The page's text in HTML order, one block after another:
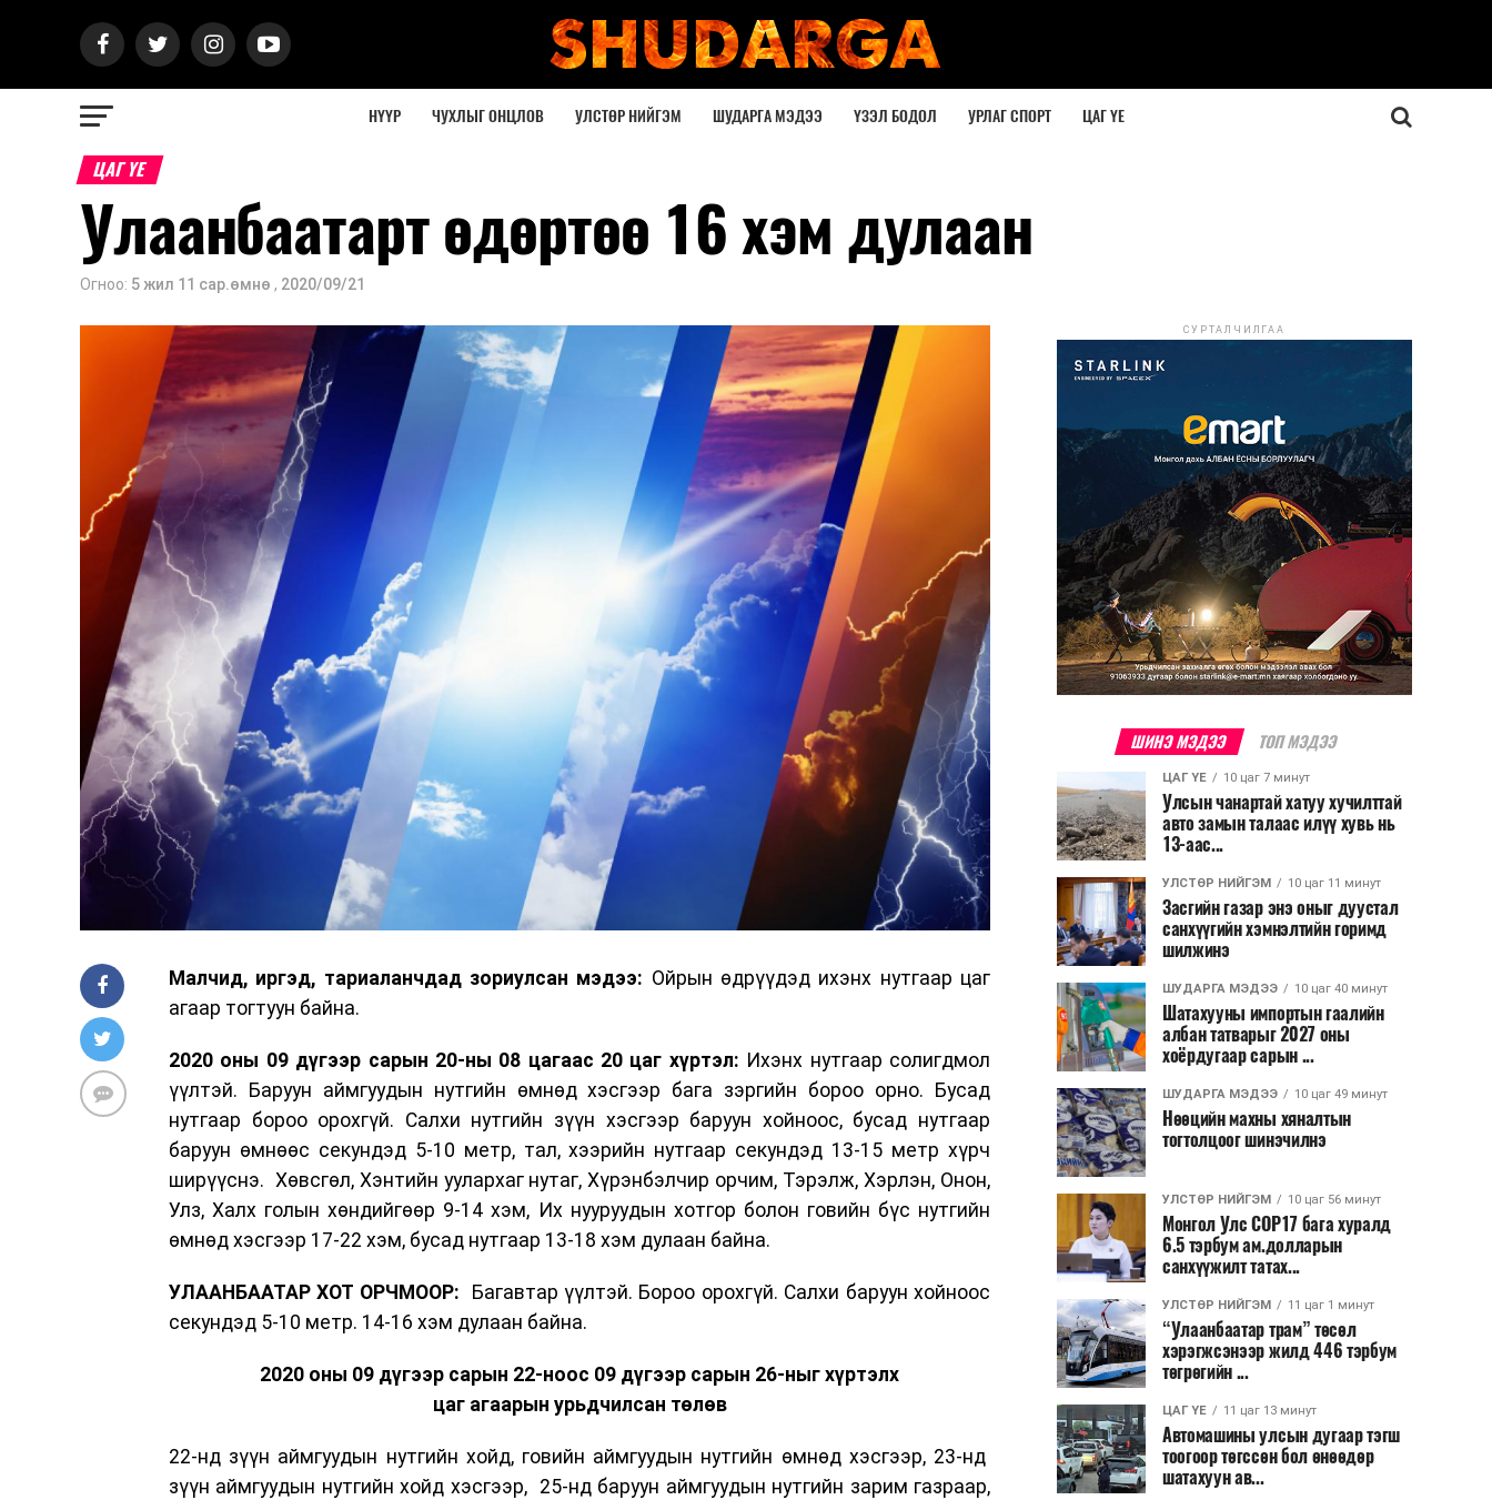
НҮҮР ЧУХЛЫГ ОНЦЛОВ УЛСТӨР НИЙГЭМ ШУДАРГА МЭДЭЭ ҮЗЭЛ БОДОЛ УРЛАГ СПОРТ ЦАГ ҮЕ
ЦАГ ҮЕ
Улаанбаатарт өдөртөө 16 хэм дулаан
Огноо: 5 жил 11 сар.өмнө , 2020/09/21
Малч­ид, иргэд, тариаланчдад зориулсан мэдээ: Ойрын өдрүүдэд ихэнх нутгаар цаг
агаар тогтуун байна.
2020 оны 09 дүгээр сарын 20-ны 08 цагаас 20 цаг хүртэл: Ихэнх нутгаар солигдмол
үүлтэй. Баруун аймгуудын нутгийн өмнөд хэсгээр бага зэргийн бороо орно. Бусад
нутгаар бороо орохгүй. Салхи нутгийн зүүн хэсгээр баруун хойноос, бусад нутгаар
баруун өмнөөс секундэд 5-10 метр, тал, хээрийн нутгаар секундэд 13-15 метр хүрч
ширүүснэ. Хөвсгөл, Хэнтийн уулархаг нутаг, Хүрэнбэлчир орчим, Тэрэлж, Хэрлэн, Онон,
Улз, Халх голын хөндийгөөр 9-14 хэм, Их нууруудын хотгор болон говийн бүс нутгийн
өмнөд хэсгээр 17-22 хэм, бусад нутгаар 13-18 хэм дулаан байна.
УЛААНБААТАР ХОТ ОРЧМООР: Багавтар үүлтэй. Бороо орохгүй. Салхи баруун хойноос
секундэд 5-10 метр. 14-16 хэм дулаан байна.
2020 оны 09 дүгээр сарын 22-ноос 09 дүгээр сарын 26-ныг хүртэлх
цаг агаарын урьдчилсан төлөв
22-нд зүүн аймгуудын нутгийн хойд, говийн аймгуудын нутгийн өмнөд хэсгээр, 23-нд
зүүн аймгуудын нутгийн хойд хэсгээр, 25-нд баруун аймгуудын нутгийн зарим газраар,
СУРТАЛЧИЛГАА
ШИНЭ МЭДЭЭ ТОП МЭДЭЭ
ЦАГ ҮЕ 10 цаг 7 минут
Улсын чанартай хатуу хучилттай
авто замын талаас илүү хувь нь
13-аас...
УЛСТӨР НИЙГЭМ 10 цаг 11 минут
Засгийн газар энэ оныг дуустал
санхүүгийн хэмнэлтийн горимд
шилжинэ
ШУДАРГА МЭДЭЭ 10 цаг 40 минут
Шатахууны импортын гаалийн
албан татварыг 2027 оны
хоёрдугаар сарын ...
ШУДАРГА МЭДЭЭ 10 цаг 49 минут
Нөөцийн махны хяналтын
тогтолцоог шинэчилнэ
УЛСТӨР НИЙГЭМ 10 цаг 56 минут
Монгол Улс COP17 бага хуралд
6.5 тэрбум ам.долларын
санхүүжилт татах...
УЛСТӨР НИЙГЭМ 11 цаг 1 минут
“Улаанбаатар трам” төсөл
хэрэгжсэнээр жилд 446 тэрбум
төгрөгийн ...
ЦАГ ҮЕ 11 цаг 13 минут
Автомашины улсын дугаар тэгш
тоогоор төгссөн бол өнөөдөр
шатахуун ав...